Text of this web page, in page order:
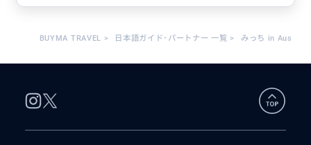
BUYMA TRAVEL > 日本語ガイド･パートナー 一覧 > みっち in Aus